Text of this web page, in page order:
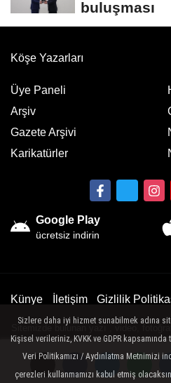
buluşması
Köşe Yazarları
Üye Paneli
Arşiv
Gazete Arşivi
Karikatürler
Google Play
ücretsiz indirin
Künye İletişim Gizlilik
Sitemizde bulunan yazı , video,
İzinsiz veya kaynak
Sizlere daha iyi hizmet sunabilmek adına
Kişisel verileriniz, KVKK ve GDPR
Veri Politikamızı / Aydınlatma Metnimizi
çerezleri kullanmamızı kabul etmiş